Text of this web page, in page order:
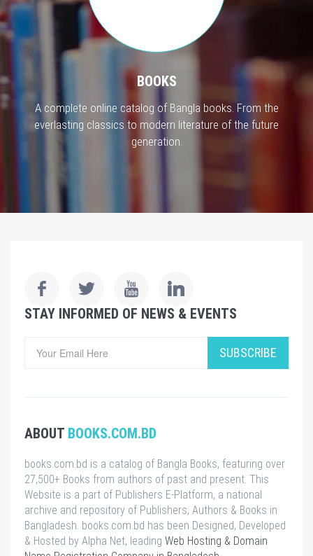
BOOKS
A complete online catalog of Bangla books. From the
everlasting classics to modern literature of the future
generation.
STAY INFORMED OF NEWS & EVENTS
SUBSCRIBE
ABOUT BOOKS.COM.BD
books.com.bd is a catalog of Bangla Books, featuring over
27,500+ Books from authors of past and present. This
Website is a part of Publishers E-Platform, a national
archive and repository of Publishers, Authors & Books in
Bangladesh. books.com.bd has been Designed, Developed
& Hosted by Alpha Net, leading Web Hosting & Domain